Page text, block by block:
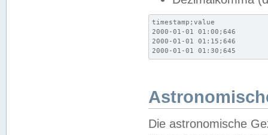
timestamp;value
2000-01-01 01:00;646
2000-01-01 01:15;646
2000-01-01 01:30;645
Die astronomische